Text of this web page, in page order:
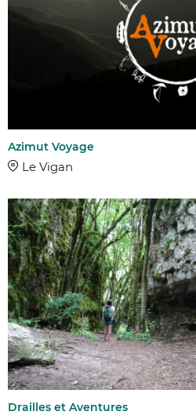
Azimut Voyage
Le Vigan
Drailles et Aventures